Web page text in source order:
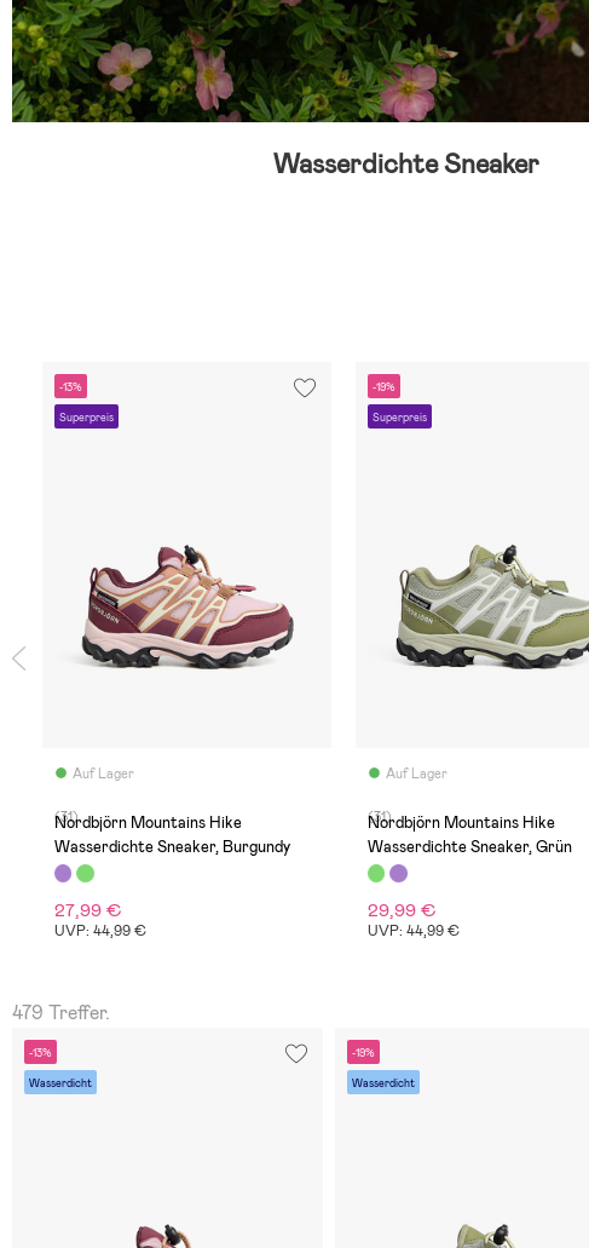
Wasserdichte Sneaker
-13%
Superpreis
Auf Lager
(31)
Nordbjörn Mountains Hike
Wasserdichte Sneaker, Burgundy
27,99 €
UVP: 44,99 €
-19%
Superpreis
Auf Lager
(31)
Nordbjörn Mountains Hike
Wasserdichte Sneaker, Grün
29,99 €
UVP: 44,99 €
479 Treffer.
-13%
Wasserdicht
-19%
Wasserdicht